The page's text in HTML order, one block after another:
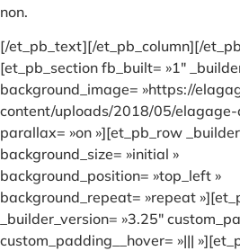
non.
[/et_pb_text][/et_pb_column][/
[et_pb_section fb_built= »1″
background_image= »https://
content/uploads/2018/05/elagage-
parallax= »on »][et_pb_row
background_size= »initial »
background_position= »top_left »
background_repeat= »repeat
_builder_version= »3.25″
custom_padding__hover= »|||